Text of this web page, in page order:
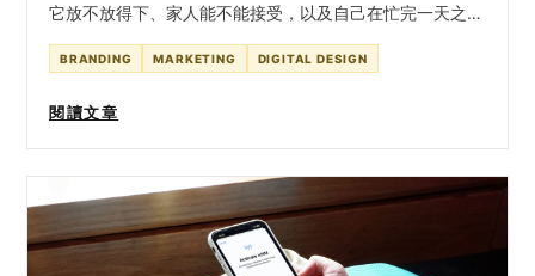
它放不放得下、家人能不能接受，以及自己在忙完一天之
後，願不願意走到它旁邊。對我們來說，這也是居家健身最
值得被重新整理的地方：買器材之前，其實是在替生活安排
一個可以持續的運動時刻。
BRANDING MARKETING DIGITAL DESIGN
閱讀文章